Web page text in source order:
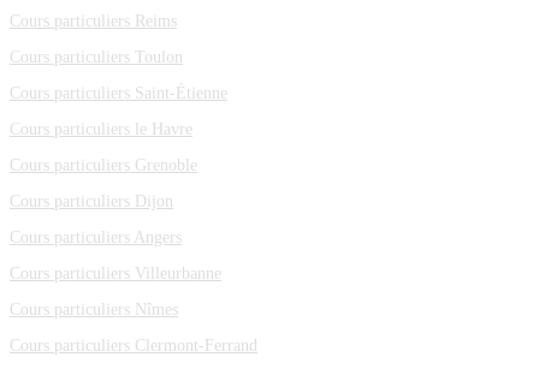
Cours particuliers Reims
Cours particuliers Toulon
Cours particuliers Saint-Étienne
Cours particuliers le Havre
Cours particuliers Grenoble
Cours particuliers Dijon
Cours particuliers Angers
Cours particuliers Villeurbanne
Cours particuliers Nîmes
Cours particuliers Clermont-Ferrand